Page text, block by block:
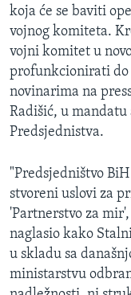
MAGAZIN
O GLASU AMERIKE
Learning English
PRATITE NAS
Jezici
koja će se baviti
vojnog komiteta.
vojni komitet u
profunkcionirati do
novinarima na
Radišić, u
Predsjednistva.
"Predsjedništvo
stvoreni uslovi za
'Partnerstvo za
naglasio kako
u skladu sa
ministarstvu